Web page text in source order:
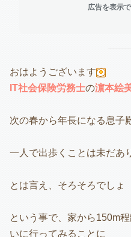
広告を表示
おはようございます
IT社会保険労務士の濵本絵
次の春から年長になる息子
一人で出歩くことは未だあ
とは言え、そろそろでしょ
という事で、家から150m
いに行ってみることに